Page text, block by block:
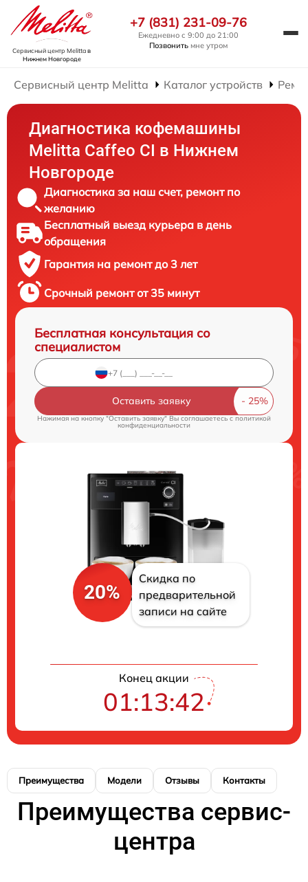
Сервисный центр Melittaв
Нижнем Новгороде
+7 (831) 231-09-76
Ежедневно с 9:00 до 21:00
Позвонить мне утром
Сервисный центр Melitta Каталог устройств
Диагностика кофемашины
Melitta Caffeo CI в Нижнем
Новгороде
Диагностика за наш счет, ремонт по
желанию
Бесплатный выезд курьера в день
обращения
Гарантия на ремонт до 3 лет
Срочный ремонт от 35 минут
Бесплатная консультация со
специалистом
Оставить заявку
Нажимая на кнопку "Оставить заявку" Вы соглашаетесь cполитикой
конфиденциальности
20%
Скидка по
предварительной
записи на сайте
Конец акции
01:13:42
Преимущества Модели Отзывы Контакты
Преимущества сервис-
центра